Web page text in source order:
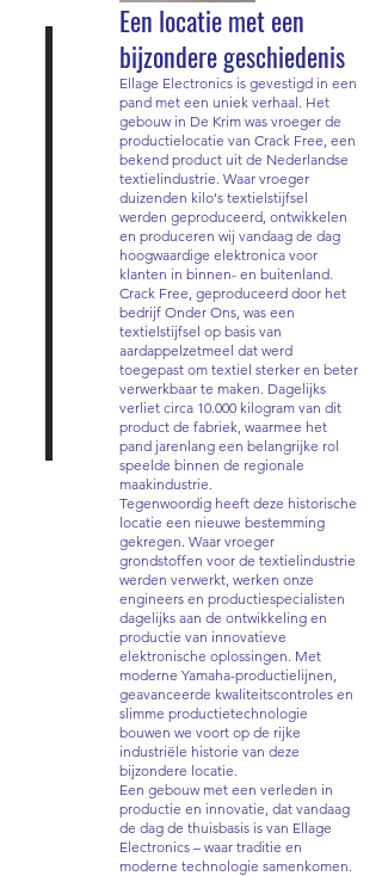
Een locatie met een
bijzondere geschiedenis
Ellage Electronics is gevestigd in een
pand met een uniek verhaal. Het
gebouw in De Krim was vroeger de
productielocatie van Crack Free, een
bekend product uit de Nederlandse
textielindustrie. Waar vroeger
duizenden kilo's textielstijfsel
werden geproduceerd, ontwikkelen
en produceren wij vandaag de dag
hoogwaardige elektronica voor
klanten in binnen- en buitenland.
Crack Free, geproduceerd door het
bedrijf Onder Ons, was een
textielstijfsel op basis van
aardappelzetmeel dat werd
toegepast om textiel sterker en beter
verwerkbaar te maken. Dagelijks
verliet circa 10.000 kilogram van dit
product de fabriek, waarmee het
pand jarenlang een belangrijke rol
speelde binnen de regionale
maakindustrie.
Tegenwoordig heeft deze historische
locatie een nieuwe bestemming
gekregen. Waar vroeger
grondstoffen voor de textielindustrie
werden verwerkt, werken onze
engineers en productiespecialisten
dagelijks aan de ontwikkeling en
productie van innovatieve
elektronische oplossingen. Met
moderne Yamaha-productielijnen,
geavanceerde kwaliteitscontroles en
slimme productietechnologie
bouwen we voort op de rijke
industriële historie van deze
bijzondere locatie.
Een gebouw met een verleden in
productie en innovatie, dat vandaag
de dag de thuisbasis is van Ellage
Electronics – waar traditie en
moderne technologie samenkomen.